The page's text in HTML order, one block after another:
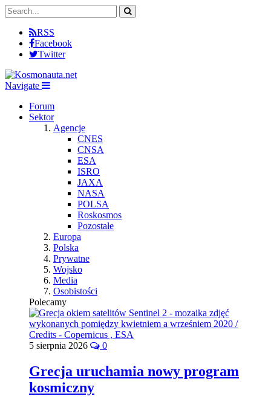
RSS
Facebook
Twitter
Navigate
Forum
Sektor
Agencje
CNES
CNSA
ESA
ISRO
JAXA
NASA
POLSA
Roskosmos
Pozostałe
Europa
Polska
Prywatne
Wojsko
Media
Osobistości
Polecamy
5 sierpnia 2026 0
Grecja uruchamia nowy program
kosmiczny